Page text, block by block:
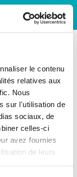
le contenu
relatives aux
Nous
sur l'utilisation de
sociaux, de
celles-ci
avez fournies
de leurs